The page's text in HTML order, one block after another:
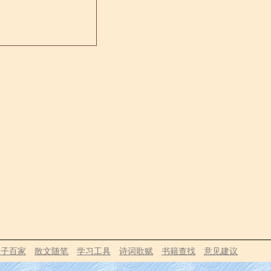
百家 散文随笔 学习工具 诗词歌赋 书籍查找 意见建议